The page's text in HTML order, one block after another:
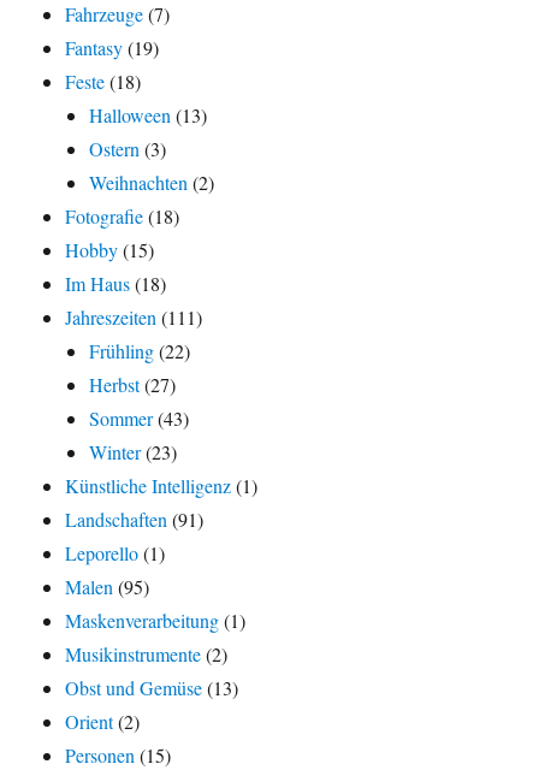
Fahrzeuge(7)
Fantasy(19)
Feste(18)
Halloween (13)
Ostern (3)
Weihnachten (2)
Fotografie(18)
Hobby(15)
Im Haus(18)
Jahreszeiten (111)
Frühling(22)
Herbst(27)
Sommer(43)
Winter(23)
Künstliche Intelligenz(1)
Landschaften (91)
Leporello(1)
Malen (95)
Maskenverarbeitung(1)
Musikinstrumente(2)
Obst und Gemüse(13)
Orient(2)
Personen (15)